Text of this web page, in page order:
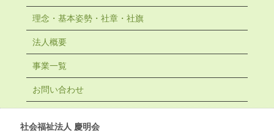
理念・基本姿勢・社章・社旗
法人概要
事業一覧
お問い合わせ
社会福祉法人 慶明会